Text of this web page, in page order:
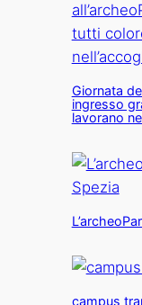
Giornata
ingresso
lavorano
campus